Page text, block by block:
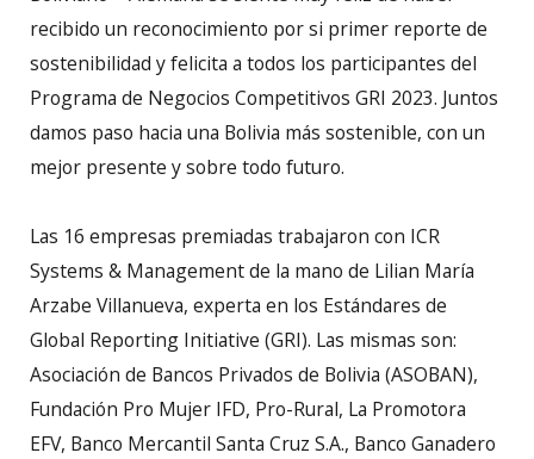
recibido un reconocimiento por si primer reporte de
sostenibilidad y felicita a todos los participantes del
Programa de Negocios Competitivos GRI 2023. Juntos
damos paso hacia una Bolivia más sostenible, con un
mejor presente y sobre todo futuro.
Las 16 empresas premiadas trabajaron con ICR
Systems & Management de la mano de Lilian María
Arzabe Villanueva, experta en los Estándares de
Global Reporting Initiative (GRI). Las mismas son:
Asociación de Bancos Privados de Bolivia (ASOBAN),
Fundación Pro Mujer IFD, Pro-Rural, La Promotora
EFV, Banco Mercantil Santa Cruz S.A., Banco Ganadero